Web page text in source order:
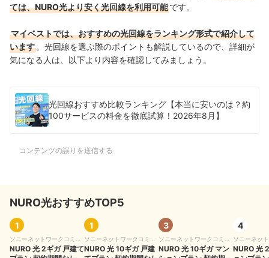
ては、NURO光より安く光回線を利用可能です。
マイベストでは、おすすめの光回線をランキング形式で紹介して
います 。光回線を選ぶ際のポイントも解説しているので、詳細が
気になる人は、以下より内容を確認してみましょう。
光回線おすすめ比較ランキング【本当に安いのは？約
100サービスの料金を徹底試算！2026年8月】
コンテンツの誤りを送信する
NURO光おすすめTOP5
1
ソニーネットワークコミュ
ニケーションズ
NURO 光 2ギガ 戸建て
1
ソニーネットワークコミュ
ニケーションズ
NURO 光 10ギガ 戸建
3
ソニーネットワークコミュ
ニケーションズ
NURO 光 10ギガ マン
4
ソニーネッ
ニケーショ
NURO 光